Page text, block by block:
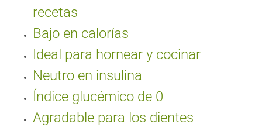
recetas
Bajo en calorías
Ideal para hornear y cocinar
Neutro en insulina
Índice glucémico de 0
Agradable para los dientes